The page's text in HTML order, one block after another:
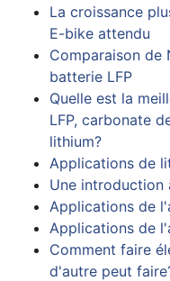
La croissance
E-bike attendu
Comparaison de
batterie LFP
Quelle est la
LFP, carbonate
lithium?
Applications de
Une introduction
Applications de
Applications de
Comment faire
d'autre peut